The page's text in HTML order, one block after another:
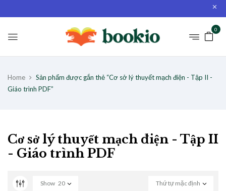
0
Home
Sản phẩm được gắn thẻ “Cơ sở lý thuyết mạch điện - Tập II -
Giáo trình PDF”
Cơ sở lý thuyết mạch điện - Tập II
- Giáo trình PDF
Thứ tự mặc định
Show 20